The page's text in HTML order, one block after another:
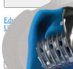
Educación médica
Ubicaciones
Nuestro
Corporación